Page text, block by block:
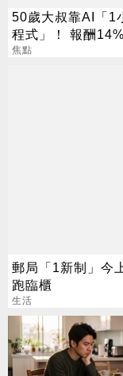
50歲大叔靠AI「1
程式」！ 報酬
普 直接辭職去炒股
焦點
郵局「1新制」今
跑臨櫃
生活